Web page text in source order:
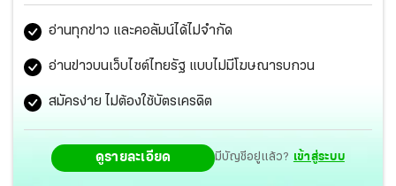
อ่านทุกข่าว และคอลัมน์ได้ไม่จำกัด
อ่านข่าวบนเว็บไซต์ไทยรัฐ แบบไม่มีโฆษณารบกวน
สมัครง่าย ไม่ต้องใช้บัตรเครดิต
ดูรายละเอียด มีบัญชีอยู่แล้ว? เข้าสู่ระบบ